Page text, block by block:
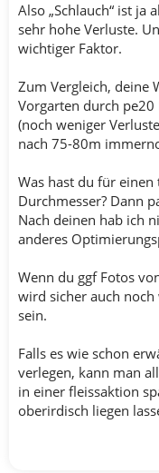
Also „Schlauch“ ist ja
sehr hohe Verluste.
wichtiger Faktor.
Zum Vergleich, deine
Vorgarten durch pe20
(noch weniger
nach 75-80m
Was hast du für
Durchmesser? Dann
Nach deinen hab ich
anderes
Wenn du ggf Fotos
wird sicher auch noch
sein.
Falls es wie schon
verlegen, kann man
in einer fleissaktion
oberirdisch liegen